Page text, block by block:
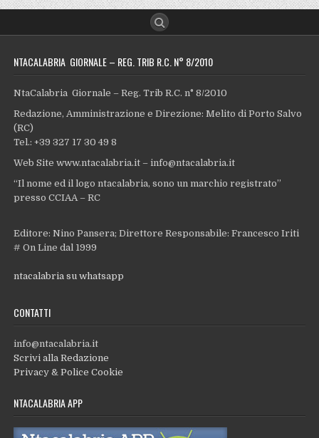
NTACALABRIA GIORNALE – REG. TRIB R.C. N° 8/2010
NtaCalabria Giornale – Reg. Trib R.C. n° 8/2010
Redazione, Amministrazione e Direzione: Melito di Porto Salvo
(RC)
Tel.: +39 327 17 30 49 8
Web Site www.ntacalabria.it – info@ntacalabria.it
“Il nome ed il logo ntacalabria, sono un marchio registrato”
presso CCIAA – RC
Editore: Nino Pansera; Direttore Responsabile: Francesco Iriti
# On Line dal 1999
ntacalabria su whatsapp
CONTATTI
info@ntacalabria.it
Scrivi alla Redazione
Privacy & Police Cookie
NTACALABRIA APP